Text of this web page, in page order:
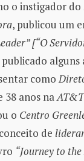
o instigador do
, publicou um
[“O
alguns
como
38 anos naAT&T
o Centro
de
“Journey to